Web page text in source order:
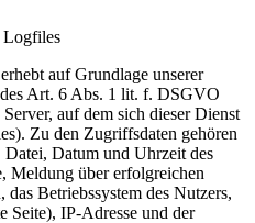
Logfiles
auf Grundlage unserer
Art. 6 Abs. 1 lit. f. DSGVO
auf dem sich dieser Dienst
Zu den Zugriffsdaten gehören
Datei, Datum und Uhrzeit des
Meldung über erfolgreichen
Betriebssystem des Nutzers,
Seite), IP-Adresse und der